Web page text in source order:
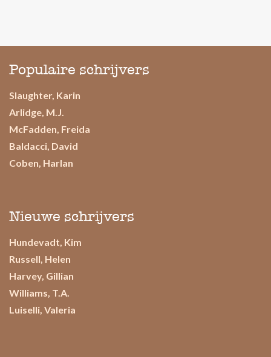
Populaire schrijvers
Slaughter, Karin
Arlidge, M.J.
McFadden, Freida
Baldacci, David
Coben, Harlan
Nieuwe schrijvers
Hundevadt, Kim
Russell, Helen
Harvey, Gillian
Williams, T.A.
Luiselli, Valeria